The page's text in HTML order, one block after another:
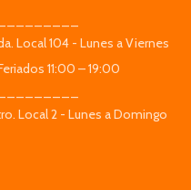
Local 104 - Lunes a Viernes
11:00 – 19:00
Local 2 - Lunes a Domingo